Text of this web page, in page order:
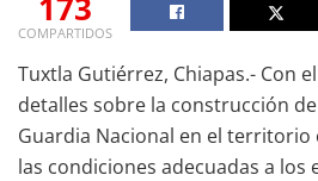
COMPARTIDOS
Tuxtla Gutiérrez, Chiapas.- Con
detalles sobre la construcción
Guardia Nacional en el
las condiciones adecuadas a los